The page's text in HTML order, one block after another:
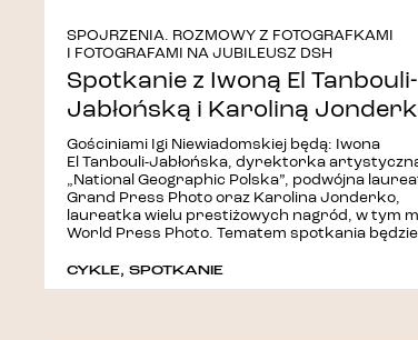
SPOJRZENIA. ROZMOWY Z FOTOGRAFKAMI
I FOTOGRAFAMI NA JUBILEUSZ DSH
Spotkanie z Iwoną El Tanbouli-
Jabłońską i Karoliną
Gościniami Igi Niewiadomskiej będą: Iwona
El Tanbouli-Jabłońska, dyrektorka
„National Geographic Polska”, podwójna
Grand Press Photo oraz Karolina Jonderko,
laureatka wielu prestiżowych nagród, w tym
World Press Photo. Tematem spotkania
CYKLE, SPOTKANIE